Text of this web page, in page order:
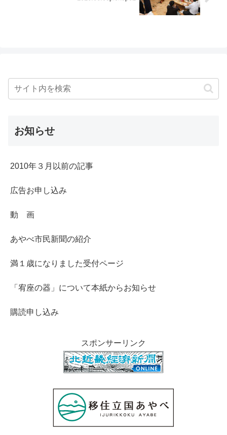
お知らせ
2010年３月以前の記事
広告お申し込み
動 画
あやべ市民新聞の紹介
満１歳になりました受付ページ
「宥座の器」について本紙からお知らせ
購読申し込み
スポンサーリンク